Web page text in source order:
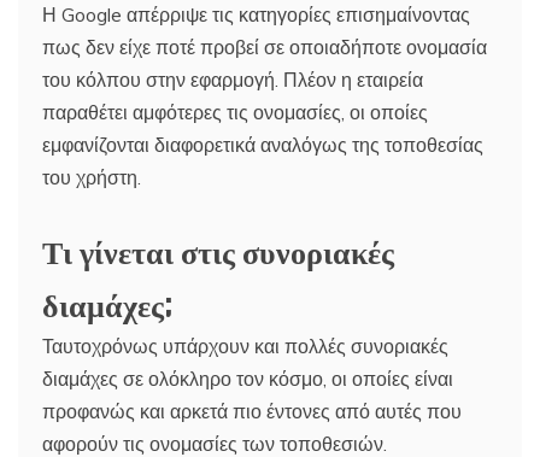
Η Google απέρριψε τις κατηγορίες επισημαίνοντας
πως δεν είχε ποτέ προβεί σε οποιαδήποτε ονομασία
του κόλπου στην εφαρμογή. Πλέον η εταιρεία
παραθέτει αμφότερες τις ονομασίες, οι οποίες
εμφανίζονται διαφορετικά αναλόγως της τοποθεσίας
του χρήστη.
Τι γίνεται στις συνοριακές
διαμάχες;
Ταυτοχρόνως υπάρχουν και πολλές συνοριακές
διαμάχες σε ολόκληρο τον κόσμο, οι οποίες είναι
προφανώς και αρκετά πιο έντονες από αυτές που
αφορούν τις ονομασίες των τοποθεσιών.